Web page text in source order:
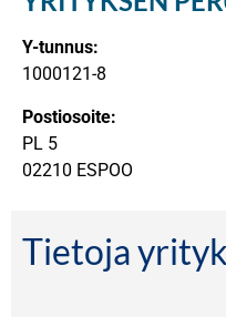
Y-tunnus:
1000121-8
Postiosoite:
PL 5
02210 ESPOO
Tietoja